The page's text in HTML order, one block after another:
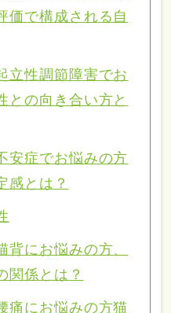
価で構成される自
立性調節障害でお
との向き合い方と
安症でお悩みの方
感とは？
背にお悩みの方、
関係とは？
痛にお悩みの方猫